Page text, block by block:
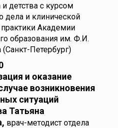
и детства с курсом
дела и клинической
Академии
образования им. Ф.И.
Петербург)
и оказание
возникновения
ситуаций
Татьяна
врач-методист отдела